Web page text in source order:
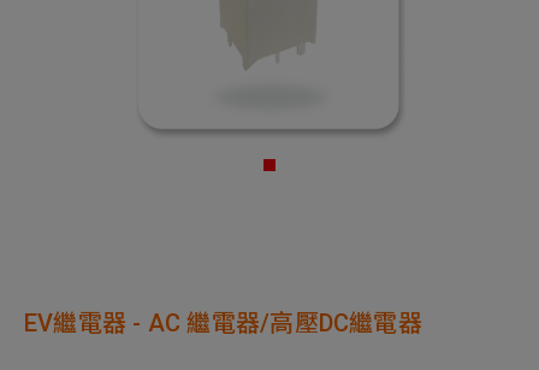
EV繼電器 - AC 繼電器/高壓DC繼電器